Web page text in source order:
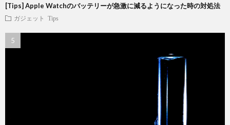
[Tips] Apple Watchのバッテリーが急激に減るようになった時の対処法
ガジェット Tips